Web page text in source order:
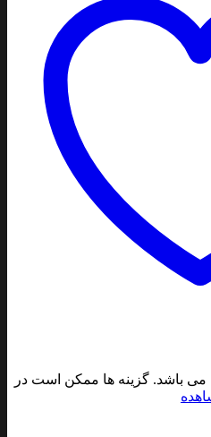
می باشد. گزینه ها ممکن است در